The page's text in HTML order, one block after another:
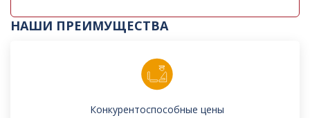
НАШИ ПРЕИМУЩЕСТВА
Конкурентоспособные цены